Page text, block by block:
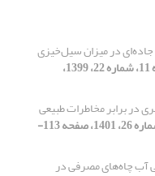
جاده‌‌ای در میزان سیل‌‌خیزی
[دوره 11، شماره 22، 1399،
در برابر مخاطرات طبیعی
[دوره 13، شماره 26، 1401، صفحه 113-
آب چاه‌‌های مصرفی در